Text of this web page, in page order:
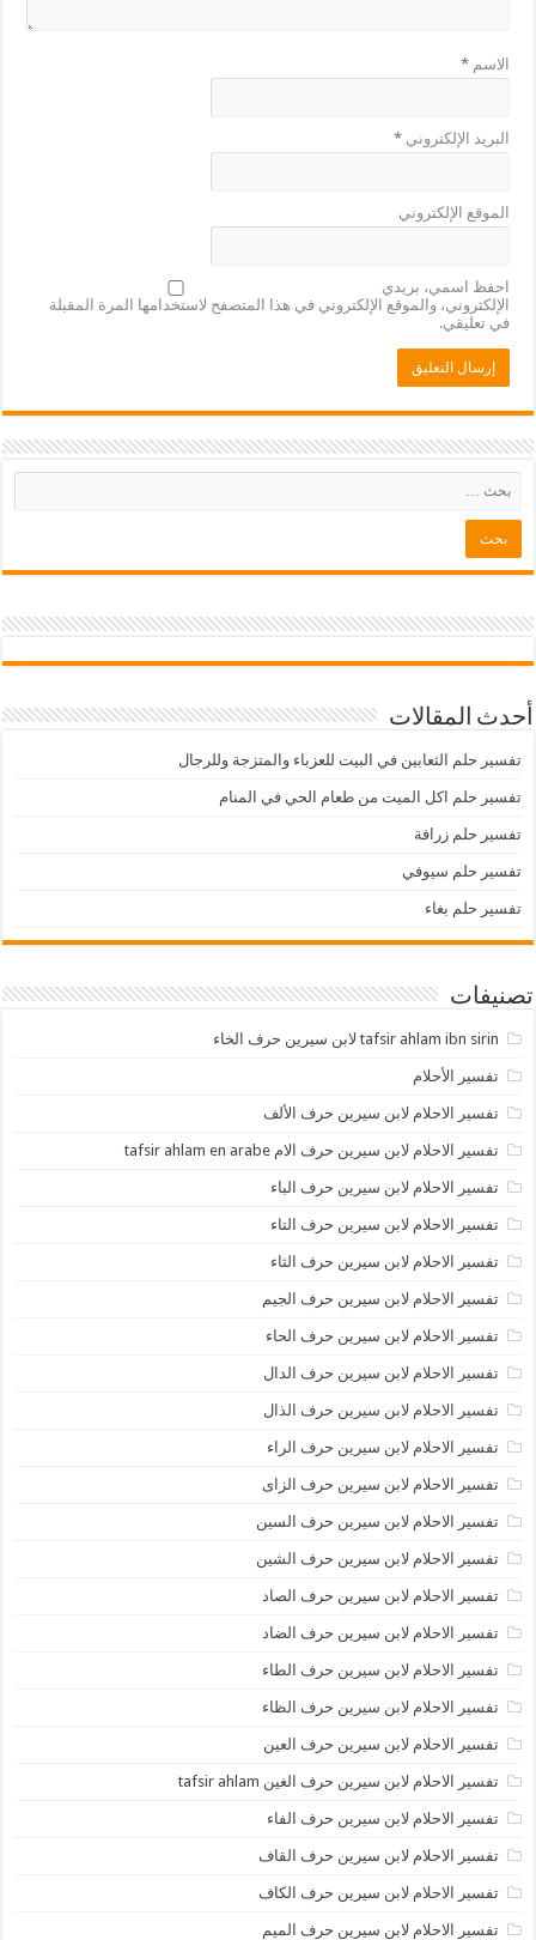
الاسم*
البريد الإلكتروني*
الموقع الإلكتروني
احفظ اسمي، بريدي
الإلكتروني، والموقع الإلكتروني في هذا المتصفح لاستخدامها المرة المقبلة
في تعليقي.
أحدث المقالات
تفسير حلم الثعابين في البيت للعزباء والمتزجة وللرجال
تفسير حلم اكل الميت من طعام الحي في المنام
تفسير حلم زرافة
تفسير حلم سيوفي
تفسير حلم بغاء
تصنيفات
tafsir ahlam ibn sirin لابن سيرين حرف الخاء
تفسير الأحلام
تفسير الاحلام لابن سيرين حرف الألف
تفسير الاحلام لابن سيرين حرف الام tafsir ahlam en arabe
تفسير الاحلام لابن سيرين حرف الباء
تفسير الاحلام لابن سيرين حرف التاء
تفسير الاحلام لابن سيرين حرف الثاء
تفسير الاحلام لابن سيرين حرف الجيم
تفسير الاحلام لابن سيرين حرف الحاء
تفسير الاحلام لابن سيرين حرف الدال
تفسير الاحلام لابن سيرين حرف الذال
تفسير الاحلام لابن سيرين حرف الراء
تفسير الاحلام لابن سيرين حرف الزاى
تفسير الاحلام لابن سيرين حرف السين
تفسير الاحلام لابن سيرين حرف الشين
تفسير الاحلام لابن سيرين حرف الصاد
تفسير الاحلام لابن سيرين حرف الضاد
تفسير الاحلام لابن سيرين حرف الطاء
تفسير الاحلام لابن سيرين حرف الظاء
تفسير الاحلام لابن سيرين حرف العين
تفسير الاحلام لابن سيرين حرف الغين tafsir ahlam
تفسير الاحلام لابن سيرين حرف الفاء
تفسير الاحلام لابن سيرين حرف القاف
تفسير الاحلام لابن سيرين حرف الكاف
تفسير الاحلام لابن سيرين حرف الميم